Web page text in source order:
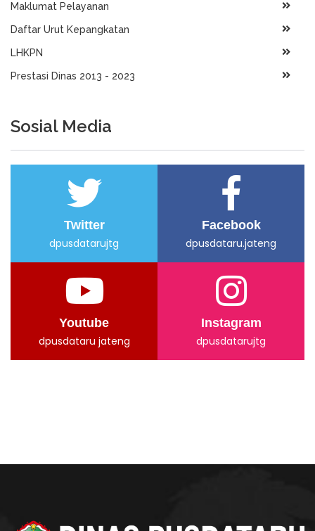
Maklumat Pelayanan
Daftar Urut Kepangkatan
LHKPN
Prestasi Dinas 2013 - 2023
Sosial Media
Twitter
dpusdatarujtg
Facebook
dpusdataru.jateng
Youtube
dpusdataru jateng
Instagram
dpusdatarujtg